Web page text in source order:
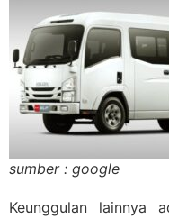
sumber : google
Keunggulan lainnya